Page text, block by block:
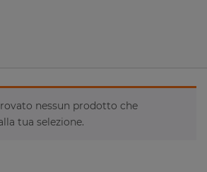
nessun prodotto che
tua selezione.